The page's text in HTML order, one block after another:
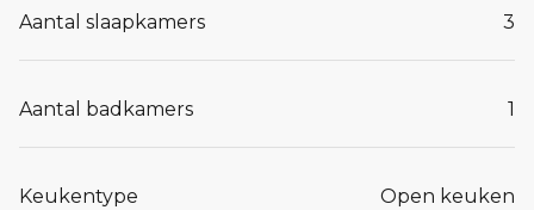
Aantal slaapkamers 3
Aantal badkamers 1
Keukentype Open keuken